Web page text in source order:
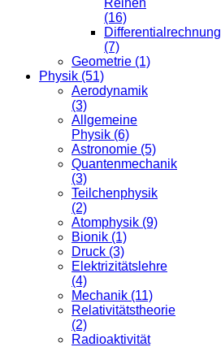
Reihen
(16)
Differentialrechnung
(7)
Geometrie (1)
Physik (51)
Aerodynamik
(3)
Allgemeine
Physik (6)
Astronomie (5)
Quantenmechanik
(3)
Teilchenphysik
(2)
Atomphysik (9)
Bionik (1)
Druck (3)
Elektrizitätslehre
(4)
Mechanik (11)
Relativitätstheorie
(2)
Radioaktivität